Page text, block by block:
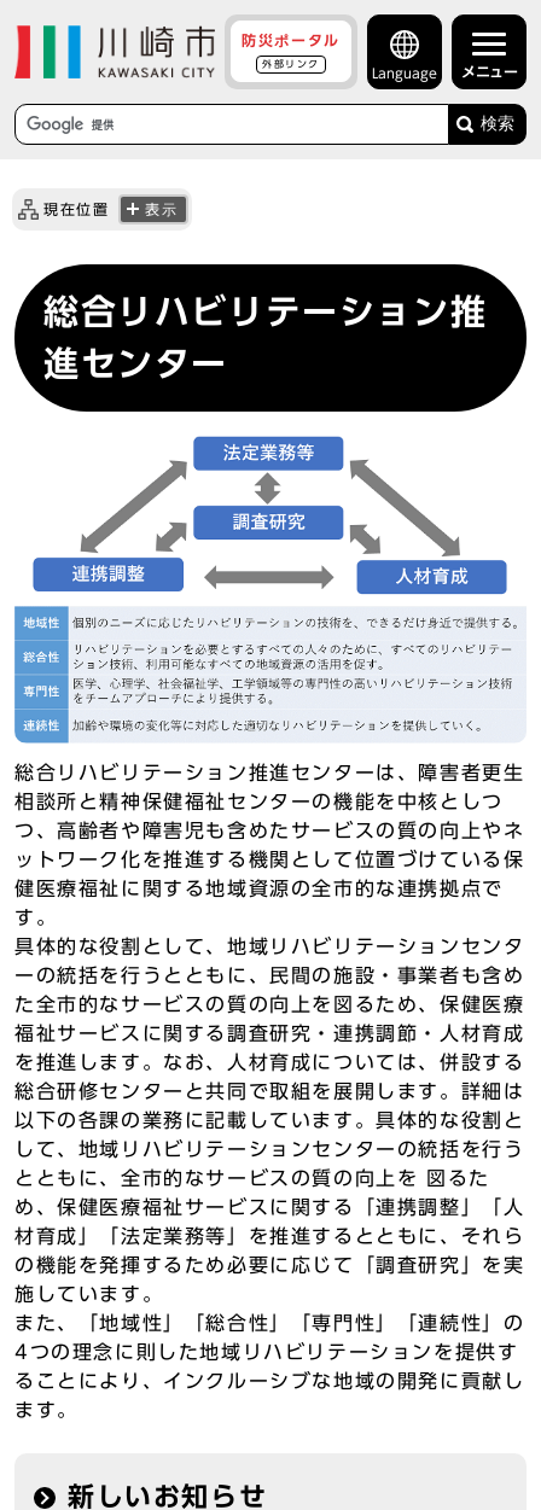
防災ポータル
外部リンク
Language メニュー
検索
現在位置 表示
総合リハビリテーション推
進センター
総合リハビリテーション推進センターは、障害者更生
相談所と精神保健福祉センターの機能を中核としつ
つ、高齢者や障害児も含めたサービスの質の向上やネ
ットワーク化を推進する機関として位置づけている保
健医療福祉に関する地域資源の全市的な連携拠点で
す。
具体的な役割として、地域リハビリテーションセンタ
ーの統括を行うとともに、民間の施設・事業者も含め
た全市的なサービスの質の向上を図るため、保健医療
福祉サービスに関する調査研究・連携調節・人材育成
を推進します。なお、人材育成については、併設する
総合研修センターと共同で取組を展開します。詳細は
以下の各課の業務に記載しています。具体的な役割と
して、地域リハビリテーションセンターの統括を行う
とともに、全市的なサービスの質の向上を 図るた
め、保健医療福祉サービスに関する「連携調整」「人
材育成」「法定業務等」を推進するとともに、それら
の機能を発揮するため必要に応じて「調査研究」を実
施しています。
また、「地域性」「総合性」「専門性」「連続性」の
4つの理念に則した地域リハビリテーションを提供す
ることにより、インクルーシブな地域の開発に貢献し
ます。
新しいお知らせ